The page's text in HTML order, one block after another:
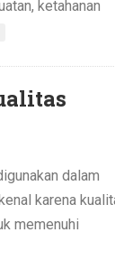
ketahanan
dalam
karena
memenuhi